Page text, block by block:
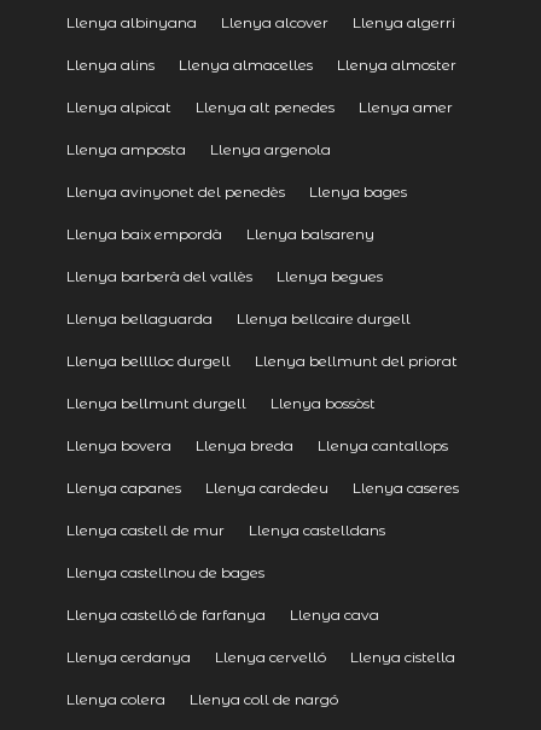
Llenya albinyana Llenya alcover Llenya algerri
Llenya alins Llenya almacelles Llenya almoster
Llenya alpicat Llenya alt penedes Llenya amer
Llenya amposta Llenya argenola
Llenya avinyonet del penedès Llenya bages
Llenya baix empordà Llenya balsareny
Llenya barberà del vallès Llenya begues
Llenya bellaguarda Llenya bellcaire durgell
Llenya belllloc durgell Llenya bellmunt del priorat
Llenya bellmunt durgell Llenya bossòst
Llenya bovera Llenya breda Llenya cantallops
Llenya capanes Llenya cardedeu Llenya caseres
Llenya castell de mur Llenya castelldans
Llenya castellnou de bages
Llenya castelló de farfanya Llenya cava
Llenya cerdanya Llenya cervelló Llenya cistella
Llenya colera Llenya coll de nargó